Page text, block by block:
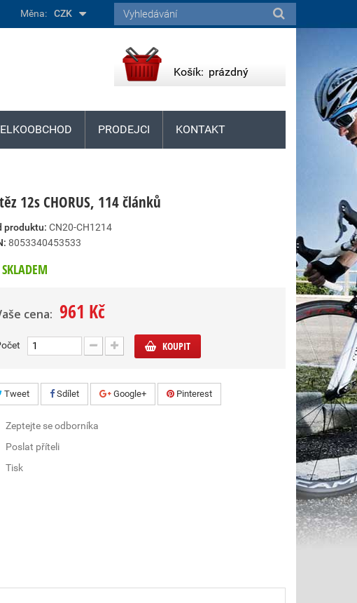
12s CHORUS, 114 článků
produktu: CN20-CH1214
8053340453533
SKLADEM
cena: 961 Kč
KOUPIT
Tweet Sdílet Google+ Pinterest
Zeptejte se odborníka
Poslat příteli
Tisk
Měna: CZK
Košík: prázdný
PRODEJCI KONTAKT